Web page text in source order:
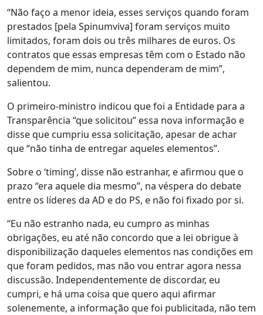
“Não faço a menor ideia, esses serviços quando foram
prestados [pela Spinumviva] foram serviços muito
limitados, foram dois ou três milhares de euros. Os
contratos que essas empresas têm com o Estado não
dependem de mim, nunca dependeram de mim”,
salientou.
O primeiro-ministro indicou que foi a Entidade para a
Transparência “que solicitou” essa nova informação e
disse que cumpriu essa solicitação, apesar de achar
que “não tinha de entregar aqueles elementos”.
Sobre o ‘timing’, disse não estranhar, e afirmou que o
prazo “era aquele dia mesmo”, na véspera do debate
entre os líderes da AD e do PS, e não foi fixado por si.
“Eu não estranho nada, eu cumpro as minhas
obrigações, eu até não concordo que a lei obrigue à
disponibilização daqueles elementos nas condições em
que foram pedidos, mas não vou entrar agora nessa
discussão. Independentemente de discordar, eu
cumpri, e há uma coisa que quero aqui afirmar
solenemente, a informação que foi publicitada, não tem